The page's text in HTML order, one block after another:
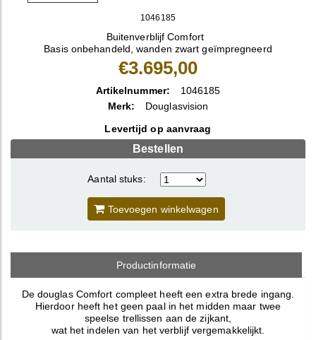
1046185
Buitenverblijf Comfort
Basis onbehandeld, wanden zwart geïmpregneerd
€3.695,00
Artikelnummer:
1046185
Merk:
Douglasvision
Levertijd op aanvraag
Bestellen
Aantal stuks:
Toevoegen winkelwagen
Productinformatie
De douglas Comfort compleet heeft een extra brede ingang.
Hierdoor heeft het geen paal in het midden maar twee
speelse trellissen aan de zijkant,
wat het indelen van het verblijf vergemakkelijkt.